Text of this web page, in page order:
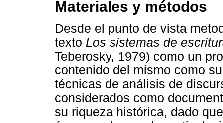
Materiales y métodos
Desde el punto de vista
texto Los sistemas de
Teberosky, 1979) como un
contenido del mismo como
técnicas de análisis de
considerados como
su riqueza histórica, dado